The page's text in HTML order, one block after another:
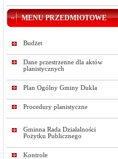
MENU PRZEDMIOTOWE
Budżet
Dane przestrzenne dla aktów
planistycznych
Plan Ogólny Gminy Dukla
Procedury planistyczne
Gminna Rada Działalności
Pożytku Publicznego
Kontrole